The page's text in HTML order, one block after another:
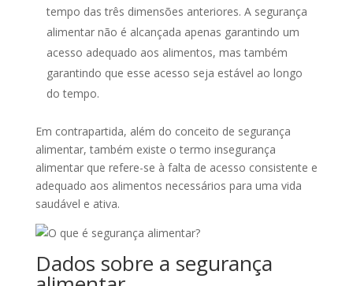
tempo das três dimensões anteriores. A segurança
alimentar não é alcançada apenas garantindo um
acesso adequado aos alimentos, mas também
garantindo que esse acesso seja estável ao longo
do tempo.
Em contrapartida, além do conceito de segurança
alimentar, também existe o termo insegurança
alimentar que refere-se à falta de acesso consistente e
adequado aos alimentos necessários para uma vida
saudável e ativa.
Dados sobre a segurança